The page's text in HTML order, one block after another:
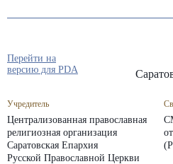
Учредитель
Централизованная православная
религиозная организация
Саратовская Епархия
Русской Православной Церкви
Перейти на
версию для PDA